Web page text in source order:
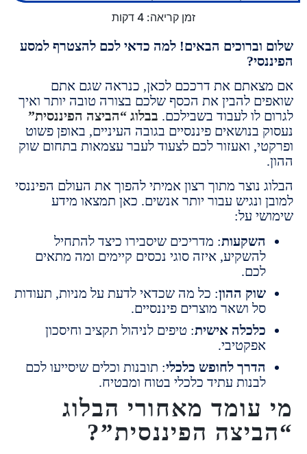
זמן קריאה: 4 דקות
הבאים! למה כדאי לכם להצטרף למסע
את דרככם לכאן, כנראה שגם אתם
להבין את הכסף שלכם בצורה טובה יותר ואיך
לו לעבוד בשבילכם.בבלוג “הביצה הפיננסית”
בנושאים פיננסיים בגובה העיניים, באופן פשוט
ואעזור לכם לצעוד לעבר עצמאות בתחום שוק
נוצר מתוך רצון אמיתי להפוך את העולם הפיננסי
ונגיש עבור יותר אנשים. כאן תמצאו מידע
על:
השקעות: מדריכים שיסבירו כיצד להתחיל
להשקיע, איזה סוגי נכסים קיימים ומה מתאים
שוק ההון: כל מה שכדאי לדעת על מניות, תעודות
סל ושאר מוצרים פיננסיים.
כלכלה אישית: טיפים לניהול תקציב וחיסכון
אפקטיבי.
הדרך לחופש כלכלי: תובנות וכלים שיסייעו לכם
לבנות עתיד כלכלי בטוח ומבטיח.
מאחורי הבלוג
הפיננסית”?